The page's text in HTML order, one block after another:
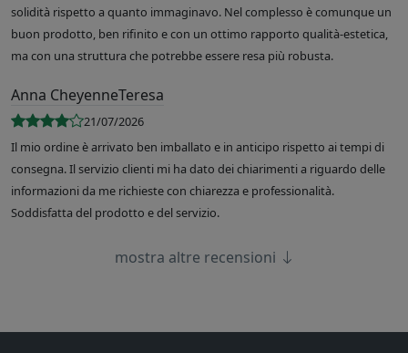
solidità rispetto a quanto immaginavo. Nel complesso è comunque un
buon prodotto, ben rifinito e con un ottimo rapporto qualità-estetica,
ma con una struttura che potrebbe essere resa più robusta.
Anna CheyenneTeresa
21/07/2026
Il mio ordine è arrivato ben imballato e in anticipo rispetto ai tempi di
consegna. Il servizio clienti mi ha dato dei chiarimenti a riguardo delle
informazioni da me richieste con chiarezza e professionalità.
Soddisfatta del prodotto e del servizio.
mostra altre recensioni